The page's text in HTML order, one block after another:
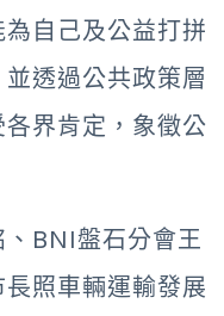
自己及公益打拼
透過公共政策層
界肯定，象徵公
BNI盤石分會王
照車輛運輸發展